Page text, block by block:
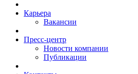
Карьера
Вакансии
Пресс-центр
Новости компании
Публикации